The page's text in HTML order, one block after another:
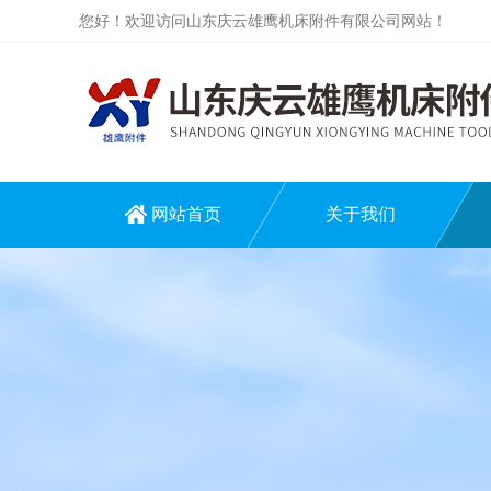
您好！欢迎访问山东庆云雄鹰机床附件有限公司网站！
网站首页 关于我们